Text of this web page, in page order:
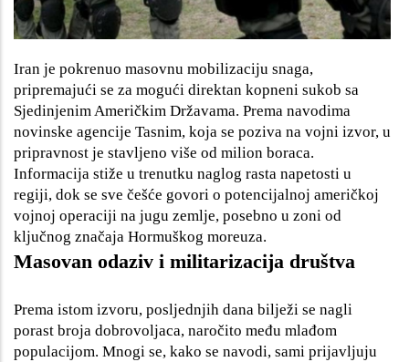
Iran je pokrenuo masovnu mobilizaciju snaga,
pripremajući se za mogući direktan kopneni sukob sa
Sjedinjenim Američkim Državama. Prema navodima
novinske agencije Tasnim, koja se poziva na vojni izvor, u
pripravnost je stavljeno više od milion boraca.
Informacija stiže u trenutku naglog rasta napetosti u
regiji, dok se sve češće govori o potencijalnoj američkoj
vojnoj operaciji na jugu zemlje, posebno u zoni od
ključnog značaja Hormuškog moreuza.
Masovan odaziv i militarizacija društva
Prema istom izvoru, posljednjih dana bilježi se nagli
porast broja dobrovoljaca, naročito među mlađom
populacijom. Mnogi se, kako se navodi, sami prijavljuju